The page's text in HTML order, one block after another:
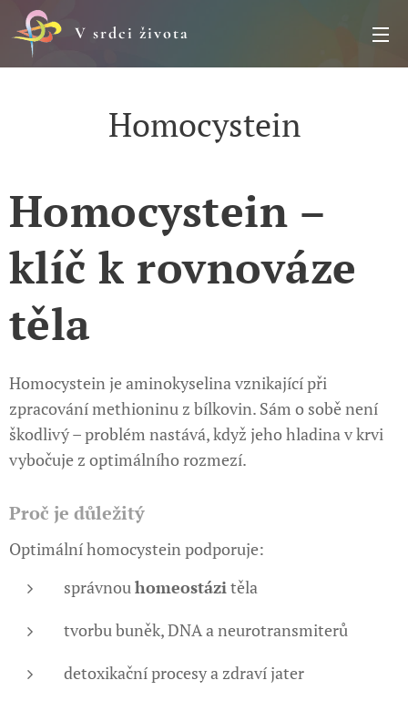
V srdci života
Homocystein
Homocystein –
klíč k rovnováze
těla
Homocystein je aminokyselina vznikající při
zpracování methioninu z bílkovin. Sám o sobě není
škodlivý – problém nastává, když jeho hladina v krvi
vybočuje z optimálního rozmezí.
Proč je důležitý
Optimální homocystein podporuje:
správnouhomeostázitěla
tvorbu buněk, DNA a neurotransmiterů
detoxikační procesy a zdraví jater